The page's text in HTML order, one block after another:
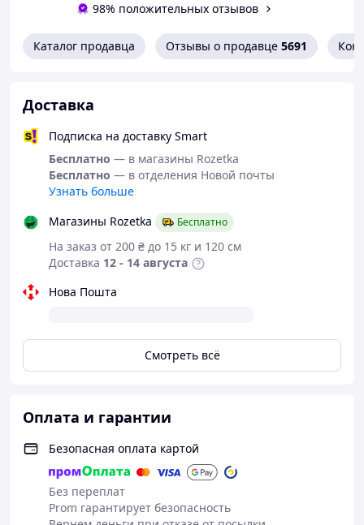
98% положительных отзывов
Каталог продавца Отзывы о продавце 5691
Доставка
Подписка на доставку Smart
Бесплатно — в магазины Rozetka
Бесплатно — в отделения Новой почты
Узнать больше
Магазины Rozetka
Бесплатно
На заказ от 200 ₴ до 15 кг и 120 см
Доставка 12 - 14 августа
Нова Пошта
Смотреть всё
Оплата и гарантии
Безопасная оплата картой
Без переплат
Prom гарантирует безопасность